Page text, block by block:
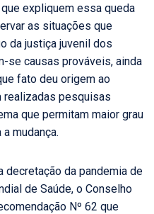
expliquem essa queda
as situações que
da justiça juvenil dos
se causas prováveis, ainda
fato deu origem ao
realizadas pesquisas
que permitam maior grau
mudança.
decretação da pandemia de
de Saúde, o Conselho
Nº 62 que